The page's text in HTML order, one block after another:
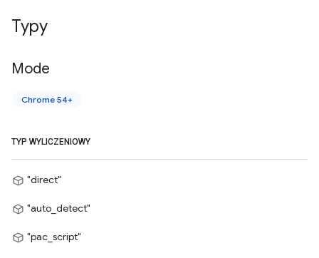
Typy
Mode
Chrome 54+
TYP WYLICZENIOWY
"direct"
"auto_detect"
"pac_script"